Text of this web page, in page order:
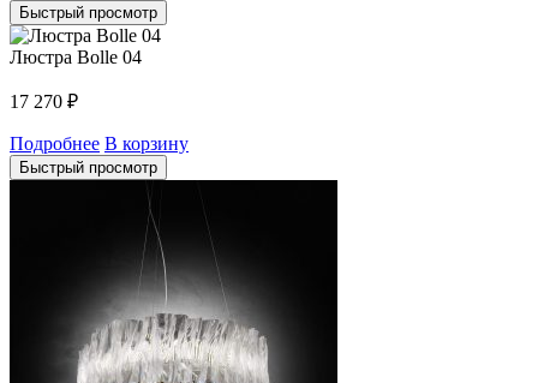
Быстрый просмотр
Люстра Bolle 04
17 270 ₽
Подробнее В корзину
Быстрый просмотр